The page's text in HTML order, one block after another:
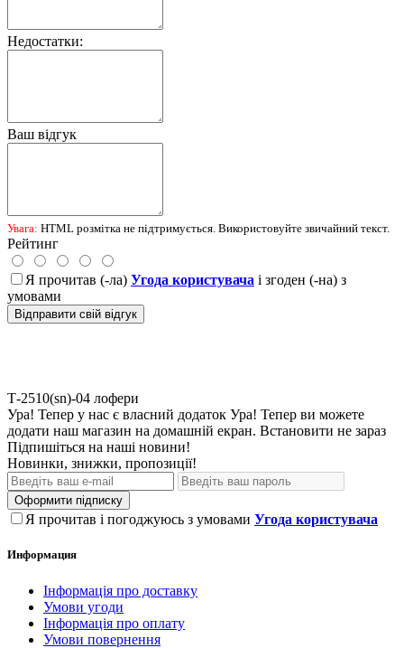
Недостатки:
Ваш відгук
Увага: HTML розмітка не підтримується. Використовуйте звичайний текст.
Рейтинг
Я прочитав (-ла) Угода користувача і згоден (-на) з
умовами
Відправити свій відгук
Т-2510(sn)-04 лофери
Ура! Тепер у нас є власний додаток Ура! Тепер ви можете
додати наш магазин на домашній екран. Встановити не зараз
Підпишіться на наші новини!
Новинки, знижки, пропозиції!
Оформити підписку
Я прочитав і погоджуюсь з умовами Угода користувача
Информация
Інформація про доставку
Умови угоди
Інформація про оплату
Умови повернення